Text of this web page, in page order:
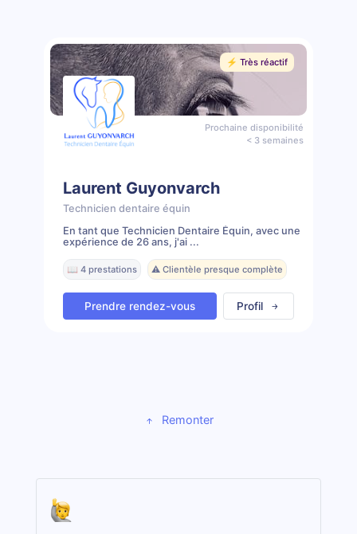
⚡️ Très réactif
Prochaine disponibilité
< 3 semaines
Laurent Guyonvarch
Technicien dentaire équin
En tant que Technicien Dentaire Équin, avec une
expérience de 26 ans, j'ai ...
📖 4 prestations ⚠️ Clientèle presque complète
Prendre rendez-vous Profil
Remonter